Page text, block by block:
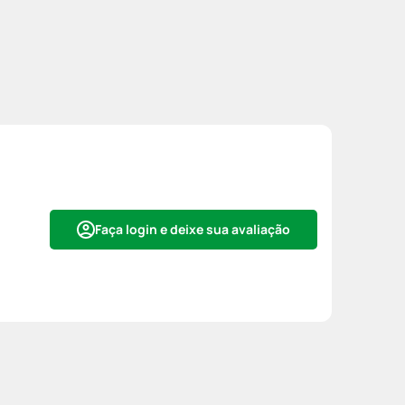
Faça login e deixe sua avaliação